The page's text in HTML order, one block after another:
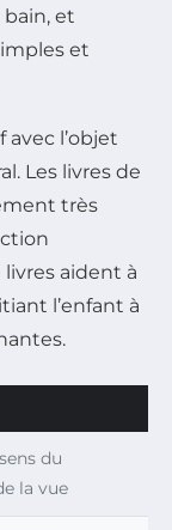
et
et
l’objet
Les livres de
très
aident à
l’enfant à
du
la vue